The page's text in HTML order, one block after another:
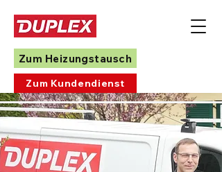
Zum Kundendienst
Zum Heizungstausch